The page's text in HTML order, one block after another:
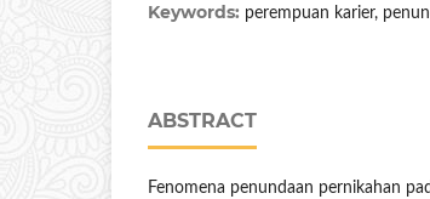
Keywords: perempuan karier,
ABSTRACT
Fenomena penundaan pernikahan